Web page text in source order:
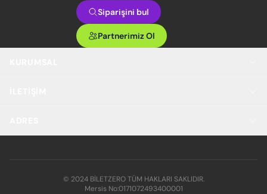
Siparişini bul
Partnerimiz Ol
© 2024 BİLETZERO TÜM HAKLARI SAKLIDIR.
Mersis No:0171072493400001